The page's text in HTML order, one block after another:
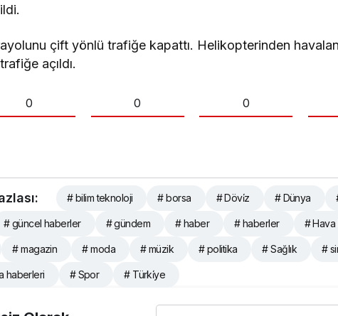
çift yönlü trafiğe kapattı. Helikopterinden
açıldı.
0 0 0
# bilim teknoloji # borsa # Dövi̇z # Dünya
# güncel haberler # gündem # haber # haberler # Hava
# magazin # moda # müzik # politika # Sağlık #
haberleri # Spor # Türki̇ye